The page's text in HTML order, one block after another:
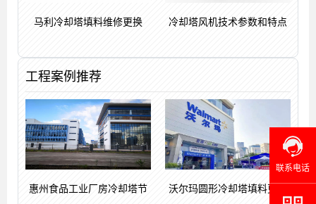
马利冷却塔填料维修更换 冷却塔风机技术参数和特点
工程案例推荐
惠州食品工业厂房冷却塔节 沃尔玛圆形冷却塔填料更换
联系电话